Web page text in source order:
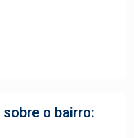
o bairro: